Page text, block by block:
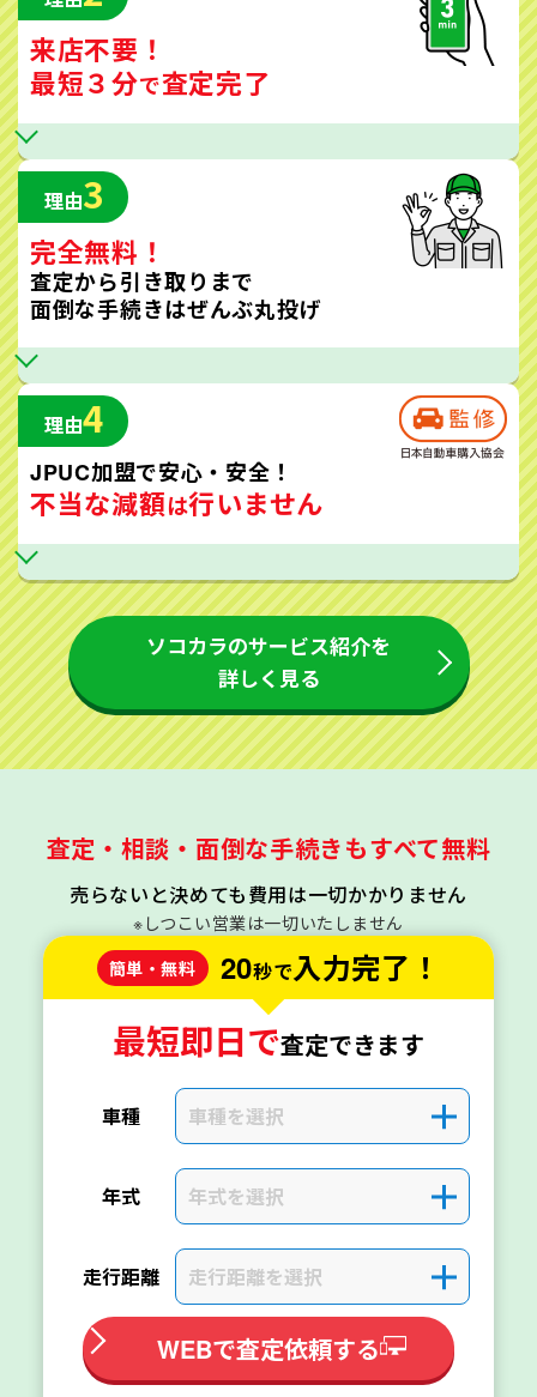
来店不要！
最短３分で査定完了
理由3
完全無料！
査定から引き取りまで
面倒な手続きはぜんぶ丸投げ
理由4
JPUC加盟で安心・安全！
不当な減額は行いません
ソコカラのサービス紹介を
詳しく見る
査定・相談・面倒な手続きもすべて無料
売らないと決めても費用は一切かかりません
※しつこい営業は一切いたしません
簡単・無料
20秒で入力完了！
最短即日で査定できます
車種 車種を選択 ＋
年式 年式を選択 ＋
走行距離 走行距離を選択 ＋
WEBで査定依頼する